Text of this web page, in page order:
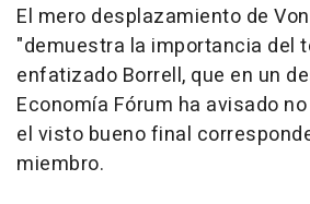
El mero desplazamiento de
"demuestra la importancia del
enfatizado Borrell, que en un
Economía Fórum ha avisado
el visto bueno final
miembro.